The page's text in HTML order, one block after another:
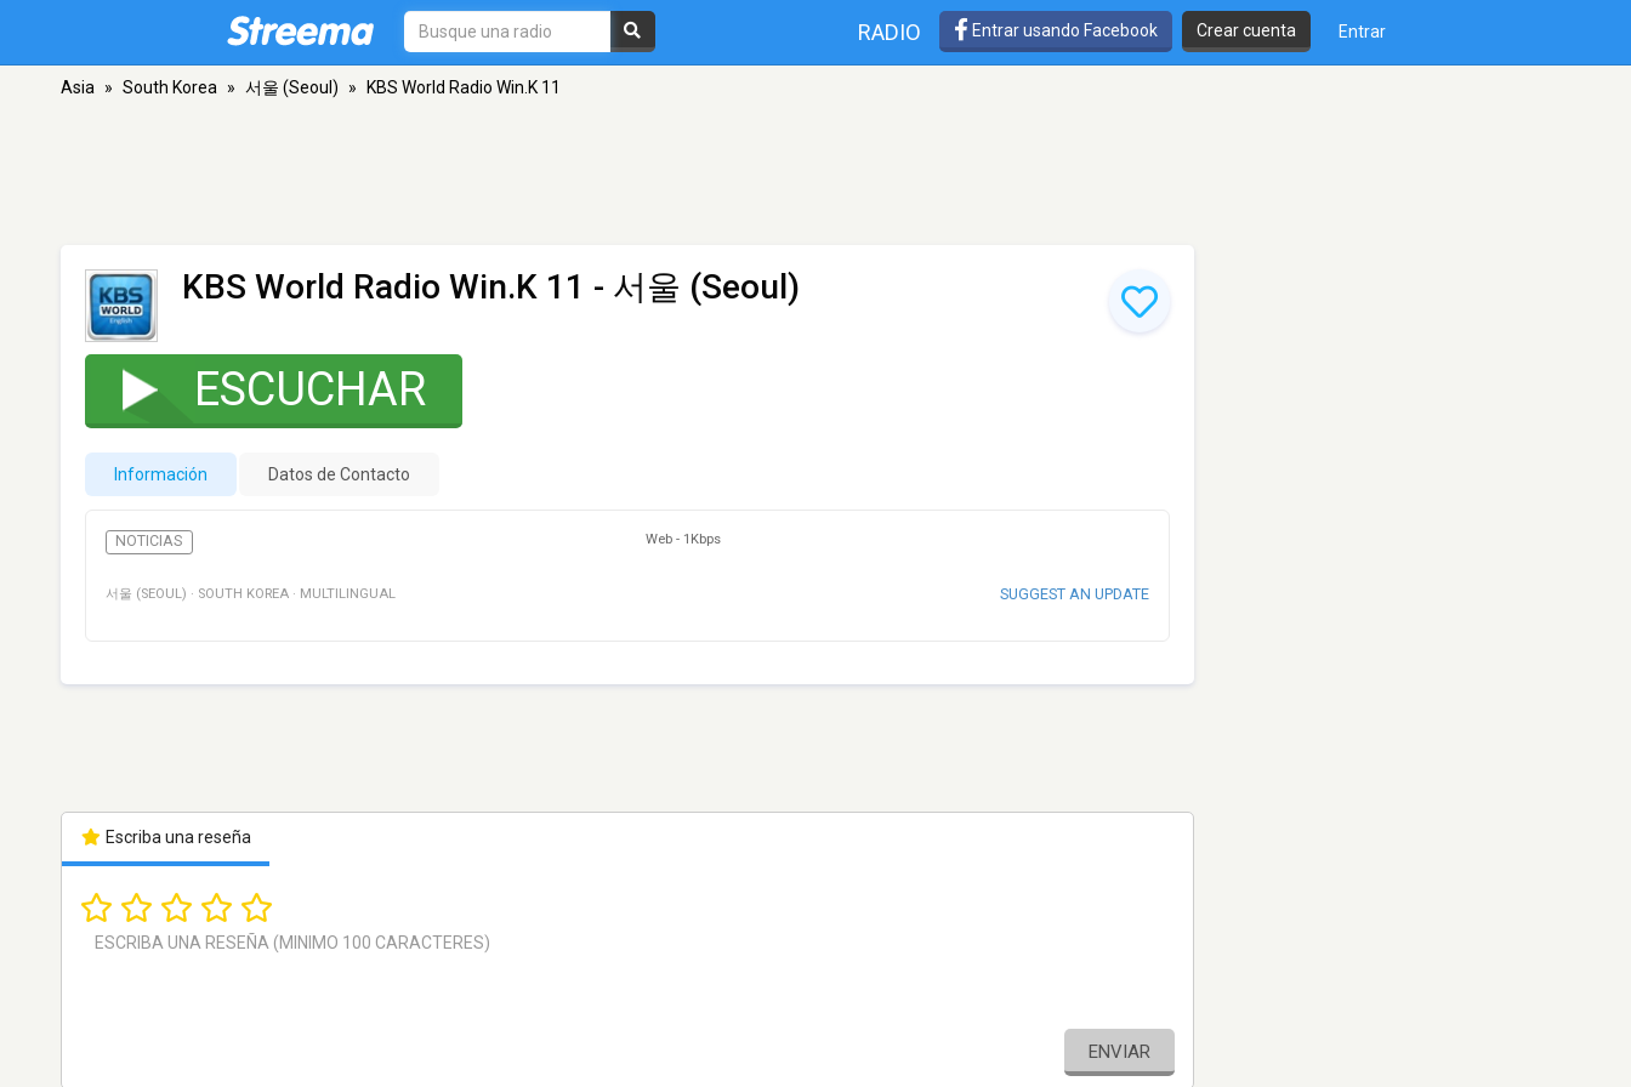
RADIO Entrar usando Facebook Crear cuenta Entrar
Asia » South Korea » 서울 (Seoul) » KBS World Radio Win.K 11
KBS World Radio Win.K 11 - 서울 (Seoul)
ESCUCHAR
Información Datos de Contacto
NOTICIAS Web - 1Kbps
서울 (SEOUL) · SOUTH KOREA · MULTILINGUAL SUGGEST AN UPDATE
Escriba una reseña
ENVIAR